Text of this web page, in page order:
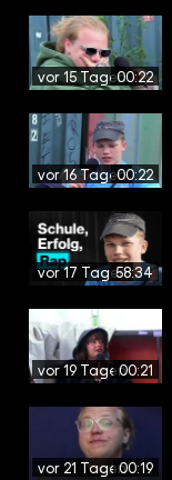
vor 15 Tagen00:22
vor 16 Tagen00:22
vor 17 Tagen58:34
vor 19 Tagen00:21
vor 21 Tagen00:19